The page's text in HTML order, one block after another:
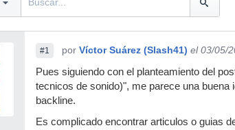
#1 por Víctor Suárez (Slash41) el 03/05/
Pues siguiendo con el planteamiento del
tecnicos de sonido)", me parece una
backline.
Es complicado encontrar articulos o guias